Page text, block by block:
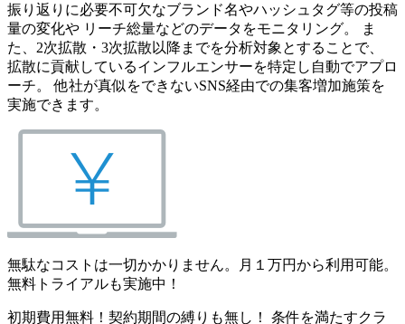
振り返りに必要不可欠なブランド名やハッシュタグ等の投稿
量の変化や リーチ総量などのデータをモニタリング。 ま
た、2次拡散・3次拡散以降までを分析対象とすることで、
拡散に貢献しているインフルエンサーを特定し自動でアプロ
ーチ。 他社が真似をできないSNS経由での集客増加施策を
実施できます。
無駄なコストは一切かかりません。月１万円から利用可能。
無料トライアルも実施中！
初期費用無料！契約期間の縛りも無し！ 条件を満たすクラ